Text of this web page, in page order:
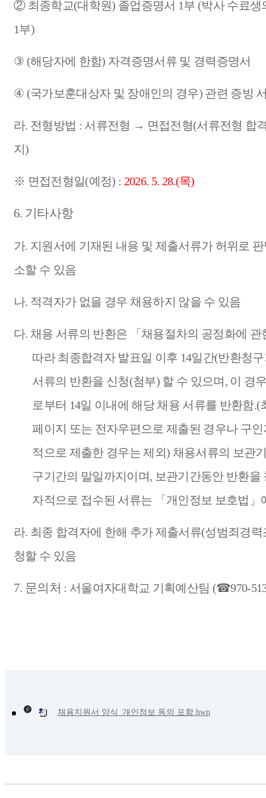
② 최종학교(대학원) 졸업증명서 1부 (박사 수료생
1부)
③ (해당자에 한함) 자격증명서류 및 경력증명서
④ (국가보훈대상자 및 장애인의 경우) 관련 증빙
라. 전형방법 : 서류전형 → 면접전형(서류전형 합
지)
※ 면접전형일(예정) : 2026. 5. 28.(목)
6. 기타사항
가. 지원서에 기재된 내용 및 제출서류가 허위로
소할 수 있음
나. 적격자가 없을 경우 채용하지 않을 수 있음
다. 채용 서류의 반환은 「 채용절차의 공정화에 관
따라 최종합격자 발표일 이후 14일간(반환청
서류의 반환을 신청(첨부) 할 수 있으며 , 이 경
로부터 14일 이내에 해당 채용 서류를 반환함.(
페이지 또는 전자우편으로 제출된 경우나 구
적으로 제출한 경우는 제외) 채용서류의 보관
구기간의 말일까지이며, 보관기간동안 반환을
자적으로 접수된 서류는
「 개인정보 보호법 」
라. 최종 합격자에 한해 추가 제출서류(성범죄경력
청할 수 있음
7. 문의처 : 서울여자대학교 기획예산팀 (☎970-
채용지원서 양식_개인정보 동의 포함.hwp